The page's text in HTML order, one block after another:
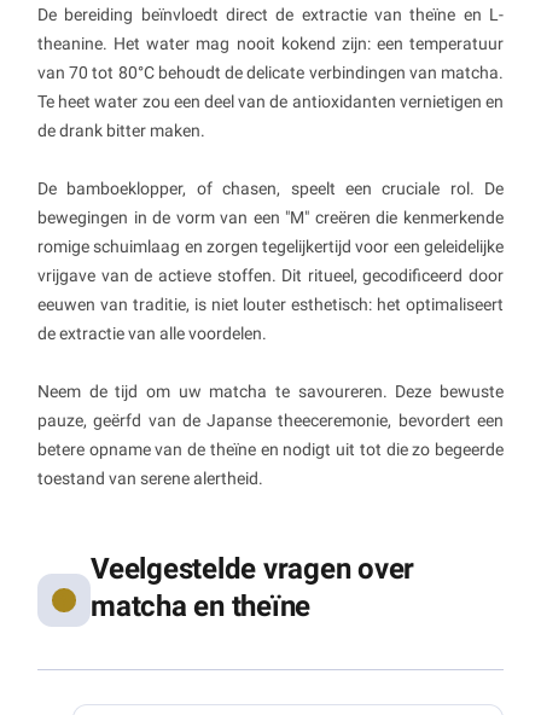
De bereiding beïnvloedt direct de extractie van theïne en L-
theanine. Het water mag nooit kokend zijn: een temperatuur
van 70 tot 80°C behoudt de delicate verbindingen van matcha.
Te heet water zou een deel van de antioxidanten vernietigen en
de drank bitter maken.
De bamboeklopper, of chasen, speelt een cruciale rol. De
bewegingen in de vorm van een "M" creëren die kenmerkende
romige schuimlaag en zorgen tegelijkertijd voor een geleidelijke
vrijgave van de actieve stoffen. Dit ritueel, gecodificeerd door
eeuwen van traditie, is niet louter esthetisch: het optimaliseert
de extractie van alle voordelen.
Neem de tijd om uw matcha te savoureren. Deze bewuste
pauze, geërfd van de Japanse theeceremonie, bevordert een
betere opname van de theïne en nodigt uit tot die zo begeerde
toestand van serene alertheid.
Veelgestelde vragen over
matcha en theïne